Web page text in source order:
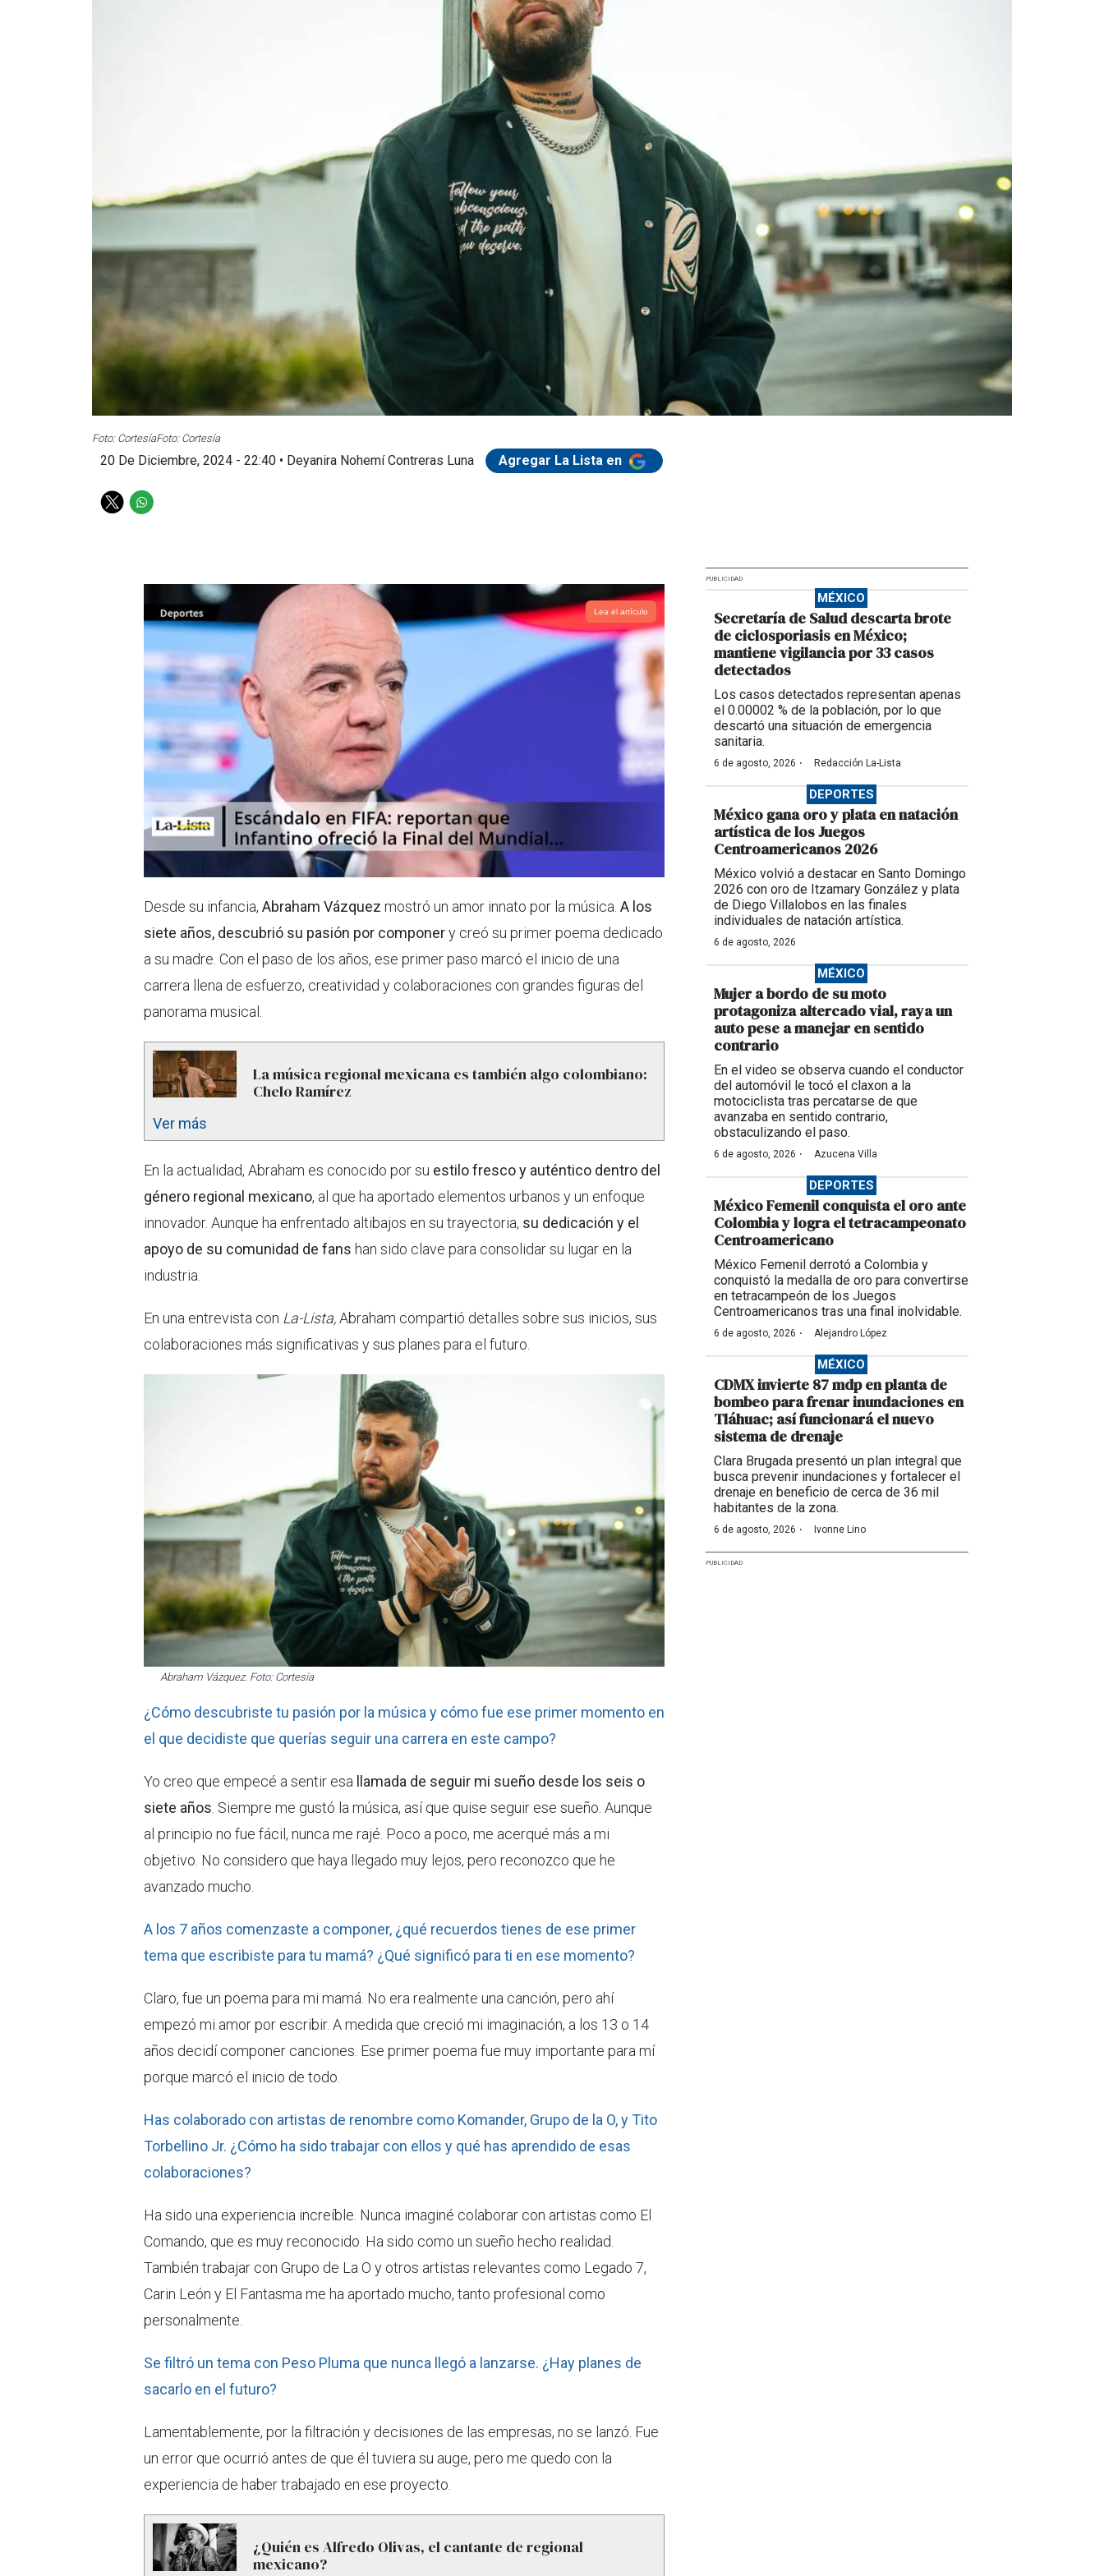
Foto: CortesíaFoto: Cortesía
20 De Diciembre, 2024 - 22:40 • Deyanira Nohemí Contreras Luna Agregar La Lista en
T
W
p
Lea el artículo
Desde su infancia, Abraham Vázquez mostró un amor innato por la música. A los
siete años, descubrió su pasión por componery creó su primer poema dedicado
a su madre. Con el paso de los años, ese primer paso marcó el inicio de una
carrera llena de esfuerzo, creatividad y colaboraciones con grandes figuras del
panorama musical.
La música regional mexicana es también algo colombiano:
Chelo Ramírez
Ver más
En la actualidad, Abraham es conocido por su estilo fresco y auténtico dentro del
género regional mexicano, al que ha aportado elementos urbanos y un enfoque
innovador. Aunque ha enfrentado altibajos en su trayectoria, su dedicación y el
apoyo de su comunidad de fans han sido clave para consolidar su lugar en la
industria.
En una entrevista con La-Lista,Abraham compartió detalles sobre sus inicios, sus
colaboraciones más significativas y sus planes para el futuro.
Abraham Vázquez. Foto: Cortesía
¿Cómo descubriste tu pasión por la música y cómo fue ese primer momento en
el que decidiste que querías seguir una carrera en este campo?
Yo creo que empecé a sentir esa
llamada de seguir mi sueño desde los seis o
siete años. Siempre me gustó la música, así que quise seguir ese sueño. Aunque
al principio no fue fácil, nunca me rajé. Poco a poco, me acerqué más a mi
objetivo. No considero que haya llegado muy lejos, pero reconozco que he
avanzado mucho.
A los 7 años comenzaste a componer, ¿qué recuerdos tienes de ese primer
tema que escribiste para tu mamá? ¿Qué significó para ti en ese momento?
Claro, fue un poema para mi mamá. No era realmente una canción, pero ahí
empezó mi amor por escribir. A medida que creció mi imaginación, a los 13 o 14
años decidí componer canciones. Ese primer poema fue muy importante para mí
porque marcó el inicio de todo.
Has colaborado con artistas de renombre como Komander, Grupo de la O, y Tito
Torbellino Jr. ¿Cómo ha sido trabajar con ellos y qué has aprendido de esas
colaboraciones?
Ha sido una experiencia increíble. Nunca imaginé colaborar con artistas como El
Comando, que es muy reconocido. Ha sido como un sueño hecho realidad.
También trabajar con Grupo de La O y otros artistas relevantes como Legado 7,
Carin León y El Fantasma me ha aportado mucho, tanto profesional como
personalmente.
Se filtró un tema con Peso Pluma que nunca llegó a lanzarse. ¿Hay planes de
sacarlo en el futuro?
Lamentablemente, por la filtración y decisiones de las empresas, no se lanzó. Fue
un error que ocurrió antes de que él tuviera su auge, pero me quedo con la
experiencia de haber trabajado en ese proyecto.
¿Quién es Alfredo Olivas, el cantante de regional
mexicano?
PUBLICIDAD
MÉXICO
Secretaría de Salud descarta brote
de ciclosporiasis en México;
mantiene vigilancia por 33 casos
detectados
Los casos detectados representan apenas
el 0.00002 % de la población, por lo que
descartó una situación de emergencia
sanitaria.
6 de agosto, 2026 · Redacción La-Lista
DEPORTES
México gana oro y plata en natación
artística de los Juegos
Centroamericanos 2026
México volvió a destacar en Santo Domingo
2026 con oro de Itzamary González y plata
de Diego Villalobos en las finales
individuales de natación artística.
6 de agosto, 2026
MÉXICO
Mujer a bordo de su moto
protagoniza altercado vial, raya un
auto pese a manejar en sentido
contrario
En el video se observa cuando el conductor
del automóvil le tocó el claxon a la
motociclista tras percatarse de que
avanzaba en sentido contrario,
obstaculizando el paso.
6 de agosto, 2026 · Azucena Villa
DEPORTES
México Femenil conquista el oro ante
Colombia y logra el tetracampeonato
Centroamericano
México Femenil derrotó a Colombia y
conquistó la medalla de oro para convertirse
en tetracampeón de los Juegos
Centroamericanos tras una final inolvidable.
6 de agosto, 2026 · Alejandro López
MÉXICO
CDMX invierte 87 mdp en planta de
bombeo para frenar inundaciones en
Tláhuac; así funcionará el nuevo
sistema de drenaje
Clara Brugada presentó un plan integral que
busca prevenir inundaciones y fortalecer el
drenaje en beneficio de cerca de 36 mil
habitantes de la zona.
6 de agosto, 2026 · Ivonne Lino
PUBLICIDAD